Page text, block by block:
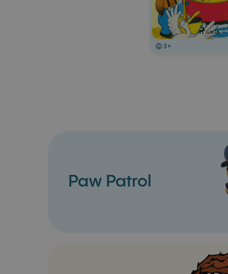
3+
Paw Patrol